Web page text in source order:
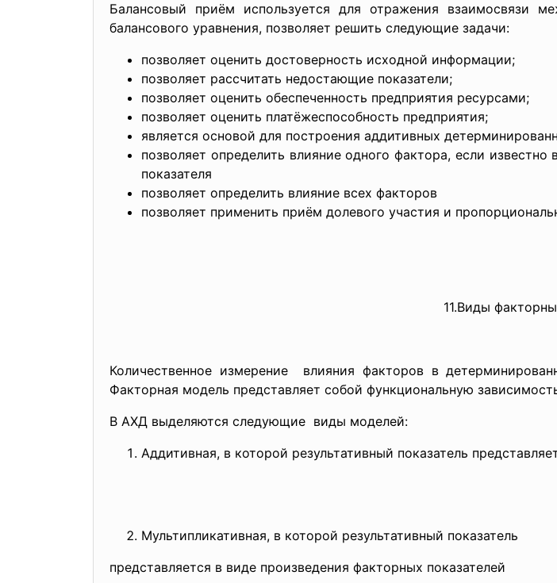
Балансовый приём используется для отражения взаимосвязи
балансового уравнения, позволяет решить следующие задачи:
позволяет оценить достоверность исходной информации;
позволяет рассчитать недостающие показатели;
позволяет оценить обеспеченность предприятия ресурсами;
позволяет оценить платёжеспособность предприятия;
является основой для построения аддитивных
позволяет определить влияние одного фактора, если
показателя
позволяет определить влияние всех факторов
позволяет применить приём долевого участия и
11.Виды
Количественное измерение влияния факторов в
Факторная модель представляет собой функциональную
В АХД выделяются следующие виды моделей:
Аддитивная, в которой результативный показатель
Мультипликативная, в которой результативный показатель
представляется в виде произведения факторных показателей